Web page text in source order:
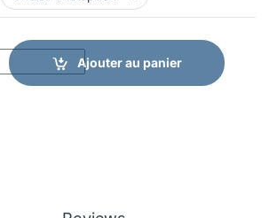
Ajouter au panier